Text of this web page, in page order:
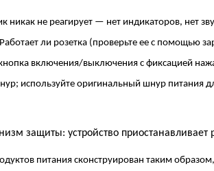
никак не реагирует — нет индикаторов, нет
ли розетка (проверьте ее с помощью
включения/выключения с фиксацией
используйте оригинальный шнур питания
защиты: устройство
питания сконструирован таким